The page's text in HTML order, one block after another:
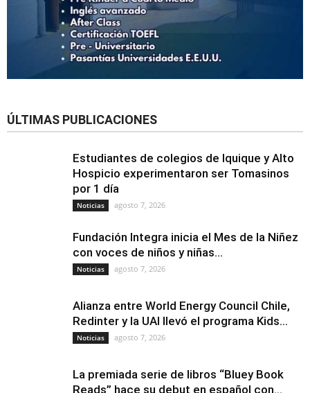
ÚLTIMAS PUBLICACIONES
Estudiantes de colegios de Iquique y Alto
Hospicio experimentaron ser Tomasinos
por 1 día
Noticias agosto 7, 2026
Fundación Integra inicia el Mes de la Niñez
con voces de niños y niñas...
Noticias agosto 7, 2026
Alianza entre World Energy Council Chile,
Redinter y la UAI llevó el programa Kids...
Noticias agosto 7, 2026
La premiada serie de libros “Bluey Book
Reads” hace su debut en español con...